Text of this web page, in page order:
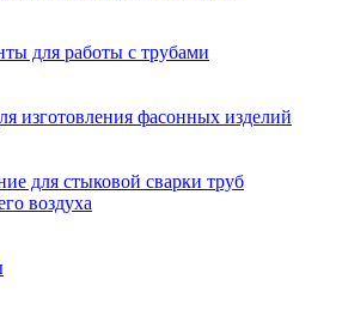
для работы с трубами
изготовления фасонных изделий
для стыковой сварки труб
воздуха